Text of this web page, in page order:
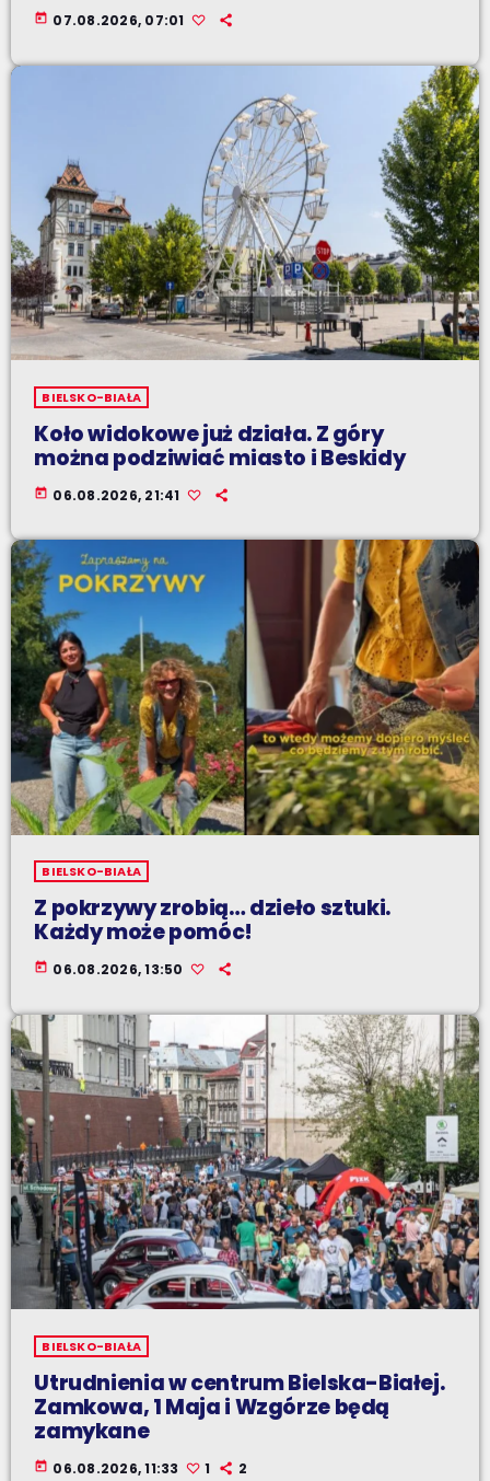
today 07.08.2026, 07:01
BIELSKO-BIAŁA
Koło widokowe już działa. Z góry
można podziwiać miasto i Beskidy
today 06.08.2026, 21:41
BIELSKO-BIAŁA
Z pokrzywy zrobią… dzieło sztuki.
Każdy może pomóc!
today 06.08.2026, 13:50
BIELSKO-BIAŁA
Utrudnienia w centrum Bielska-Białej.
Zamkowa, 1 Maja i Wzgórze będą
zamykane
today 06.08.2026, 11:33 1 2